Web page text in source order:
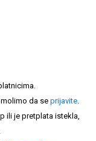
da se prijavite.
ili je pretplata istekla,